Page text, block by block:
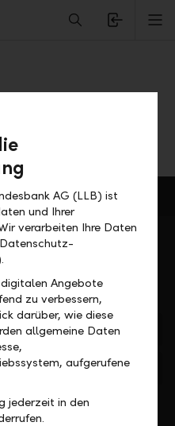
Montag bis Freitag, 08.00
88 11
Anfrage
AG (LLB) ist
und Ihrer
verarbeiten Ihre Daten
Angebote
zu verbessern,
darüber, wie diese
allgemeine Daten
aufgerufene
jederzeit in den